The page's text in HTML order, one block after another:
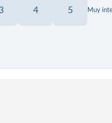
4 5 Muy